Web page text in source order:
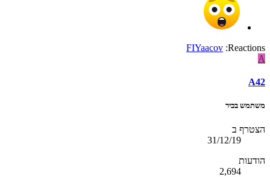
Reactions:
FIYaacov
A
A42
משתמש בכיר
הצטרף ב
31/12/19
הודעות
2,694